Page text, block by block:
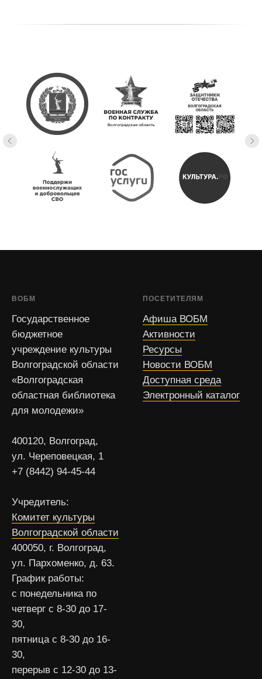
ВОБМ
Государственное
бюджетное
учреждение культуры
Волгоградской области
«Волгоградская
областная библиотека
для молодежи»
400120, Волгоград,
ул. Череповецкая, 1
+7 (8442) 94-45-44
Учредитель:
Комитет культуры
Волгоградской области
400050, г. Волгоград,
ул. Пархоменко, д. 63.
График работы:
с понедельника по
четверг с 8-30 до 17-
30,
пятница с 8-30 до 16-
30,
перерыв с 12-30 до 13-
ПОСЕТИТЕЛЯМ
Афиша ВОБМ
Активности
Ресурсы
Новости ВОБМ
Доступная среда
Электронный каталог